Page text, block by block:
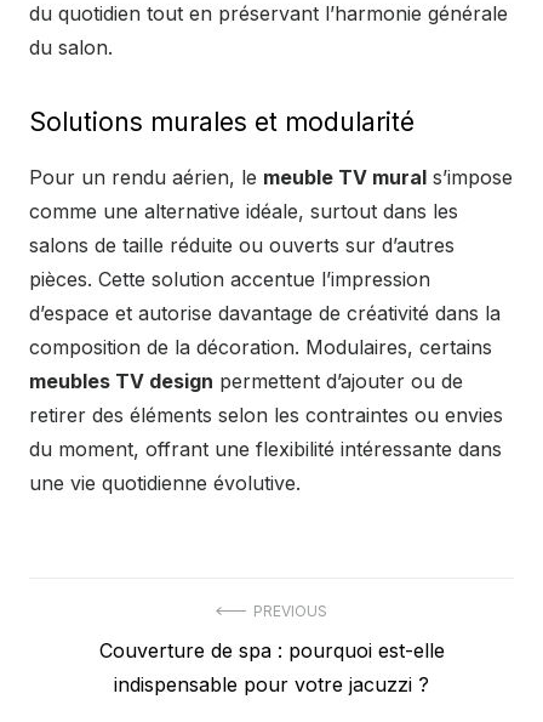
du quotidien tout en préservant l’harmonie générale
du salon.
Solutions murales et modularité
Pour un rendu aérien, le meuble TV mural s’impose
comme une alternative idéale, surtout dans les
salons de taille réduite ou ouverts sur d’autres
pièces. Cette solution accentue l’impression
d’espace et autorise davantage de créativité dans la
composition de la décoration. Modulaires, certains
meubles TV design permettent d’ajouter ou de
retirer des éléments selon les contraintes ou envies
du moment, offrant une flexibilité intéressante dans
une vie quotidienne évolutive.
PREVIOUS
PreviousCouverture de spa : pourquoi est-elle
indispensable pour votre jacuzzi ?